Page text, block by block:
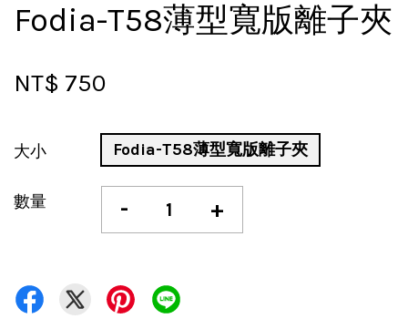
Fodia-T58薄型寬版離子夾
NT$ 750
大小 Fodia-T58薄型寬版離子夾
數量 - +